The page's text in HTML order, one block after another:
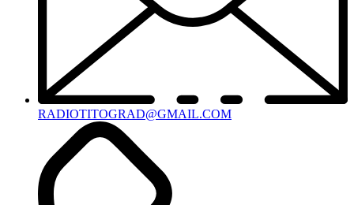
RADIOTITOGRAD@GMAIL.COM